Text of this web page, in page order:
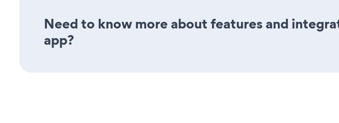
Need to know more about features and
app?